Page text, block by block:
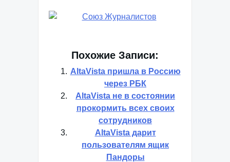
Похожие Записи:
AltaVista пришла в Россию
через РБК
AltaVista не в состоянии
прокормить всех своих
сотрудников
AltaVista дарит
пользователям ящик
Пандоры